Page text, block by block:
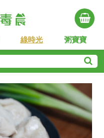
綠時光 粥寶寶